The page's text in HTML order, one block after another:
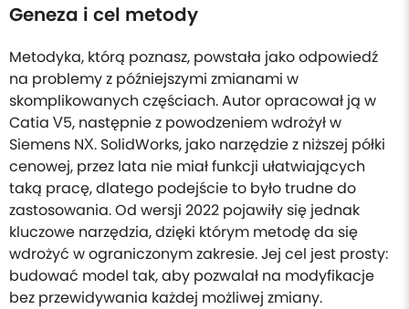
Geneza i cel metody
Metodyka, którą poznasz, powstała jako odpowiedź
na problemy z późniejszymi zmianami w
skomplikowanych częściach. Autor opracował ją w
Catia V5, następnie z powodzeniem wdrożył w
Siemens NX. SolidWorks, jako narzędzie z niższej półki
cenowej, przez lata nie miał funkcji ułatwiających
taką pracę, dlatego podejście to było trudne do
zastosowania. Od wersji 2022 pojawiły się jednak
kluczowe narzędzia, dzięki którym metodę da się
wdrożyć w ograniczonym zakresie. Jej cel jest prosty:
budować model tak, aby pozwalał na modyfikacje
bez przewidywania każdej możliwej zmiany.